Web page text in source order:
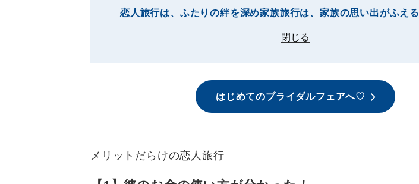
恋人旅行は、ふたりの絆を深め家族旅行は、家族の思い出がふえる
閉じる
はじめてのブライダルフェアへ♡
メリットだらけの恋人旅行